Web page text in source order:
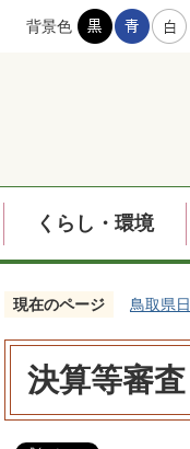
背景色
くらし・環境
現在のページ 鳥取県
決算等審査